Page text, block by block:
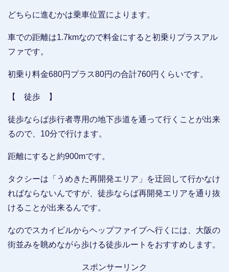
どちらに進むかは乗車位置によります。
車での距離は1.7kmなので料金にすると初乗りプラスアル
ファです。
初乗り料金680円プラス80円の合計760円くらいです。
【 徒歩 】
徒歩ならば歩行者専用の地下歩道を通って行くことが出来
るので、10分で行けます。
距離にすると約900mです。
タクシーは「うめきた再開発エリア」を迂回して行かなけ
ればならないんですが、徒歩ならば再開発エリアを通り抜
けることが出来るんです。
なのでスカイビルからヘップファイブへ行くには、大阪の
街並みを眺めながら歩ける徒歩ルートをおすすめします。
スポンサーリンク